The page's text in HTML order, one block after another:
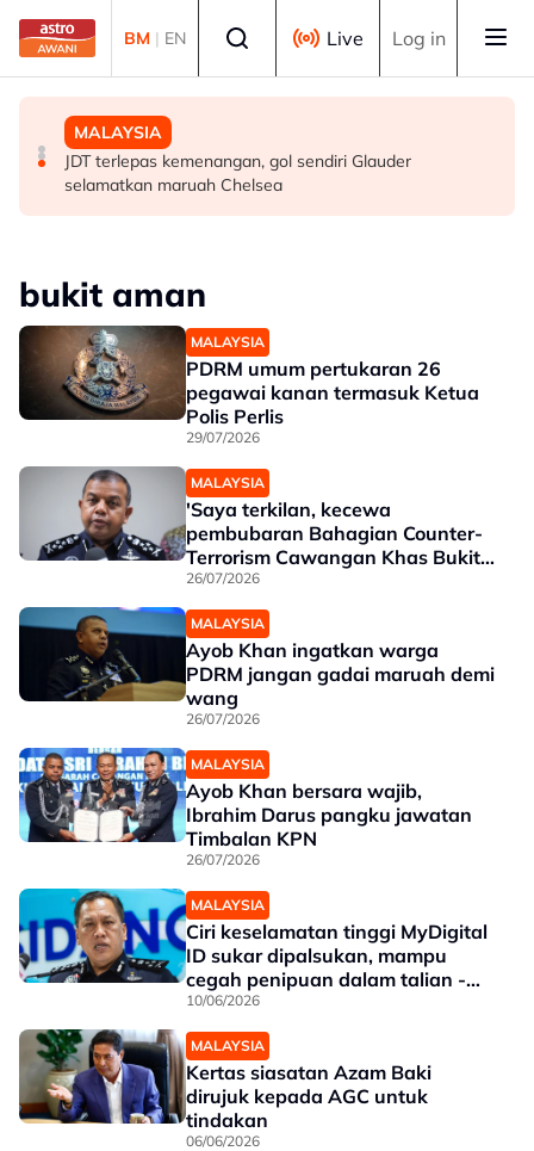
Skip to main content
BM | EN Live Log in
MALAYSIA
Wanita warga emas melecur 50 peratus disimbah
petrol, dibakar
MALAYSIA
Hakim Danish terpaksa akhiri GP Britain lebih awal
MALAYSIA
JDT terlepas kemenangan, gol sendiri Glauder
selamatkan maruah Chelsea
bukit aman
MALAYSIA
PDRM umum pertukaran 26
pegawai kanan termasuk Ketua
Polis Perlis
29/07/2026
MALAYSIA
'Saya terkilan, kecewa
pembubaran Bahagian Counter-
Terrorism Cawangan Khas Bukit
Aman' - Ayob Khan
26/07/2026
MALAYSIA
Ayob Khan ingatkan warga
PDRM jangan gadai maruah demi
wang
26/07/2026
MALAYSIA
Ayob Khan bersara wajib,
Ibrahim Darus pangku jawatan
Timbalan KPN
26/07/2026
MALAYSIA
Ciri keselamatan tinggi MyDigital
ID sukar dipalsukan, mampu
cegah penipuan dalam talian -
PDRM
10/06/2026
MALAYSIA
Kertas siasatan Azam Baki
dirujuk kepada AGC untuk
tindakan
06/06/2026